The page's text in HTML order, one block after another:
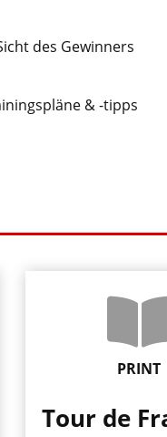
des Gewinners
& -tipps
PRINT
Tour de